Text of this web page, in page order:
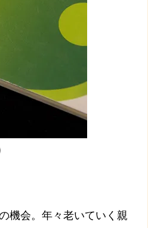
機会。年々老いていく親